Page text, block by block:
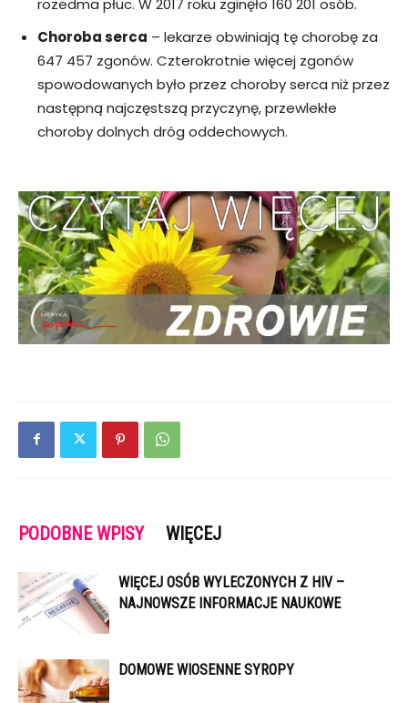
rozedma płuc. W 2017 roku zginęło 160 201 osób.
Choroba serca – lekarze obwiniają tę chorobę za
647 457 zgonów. Czterokrotnie więcej zgonów
spowodowanych było przez choroby serca niż przez
następną najczęstszą przyczynę, przewlekłe
choroby dolnych dróg oddechowych.
PODOBNE WPISY WIĘCEJ
WIĘCEJ OSÓB WYLECZONYCH Z HIV –
NAJNOWSZE INFORMACJE NAUKOWE
DOMOWE WIOSENNE SYROPY